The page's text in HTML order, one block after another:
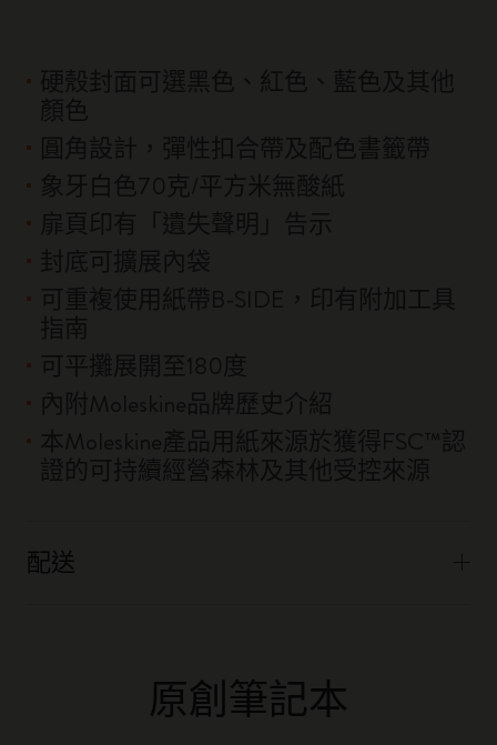
配送
原創筆記本